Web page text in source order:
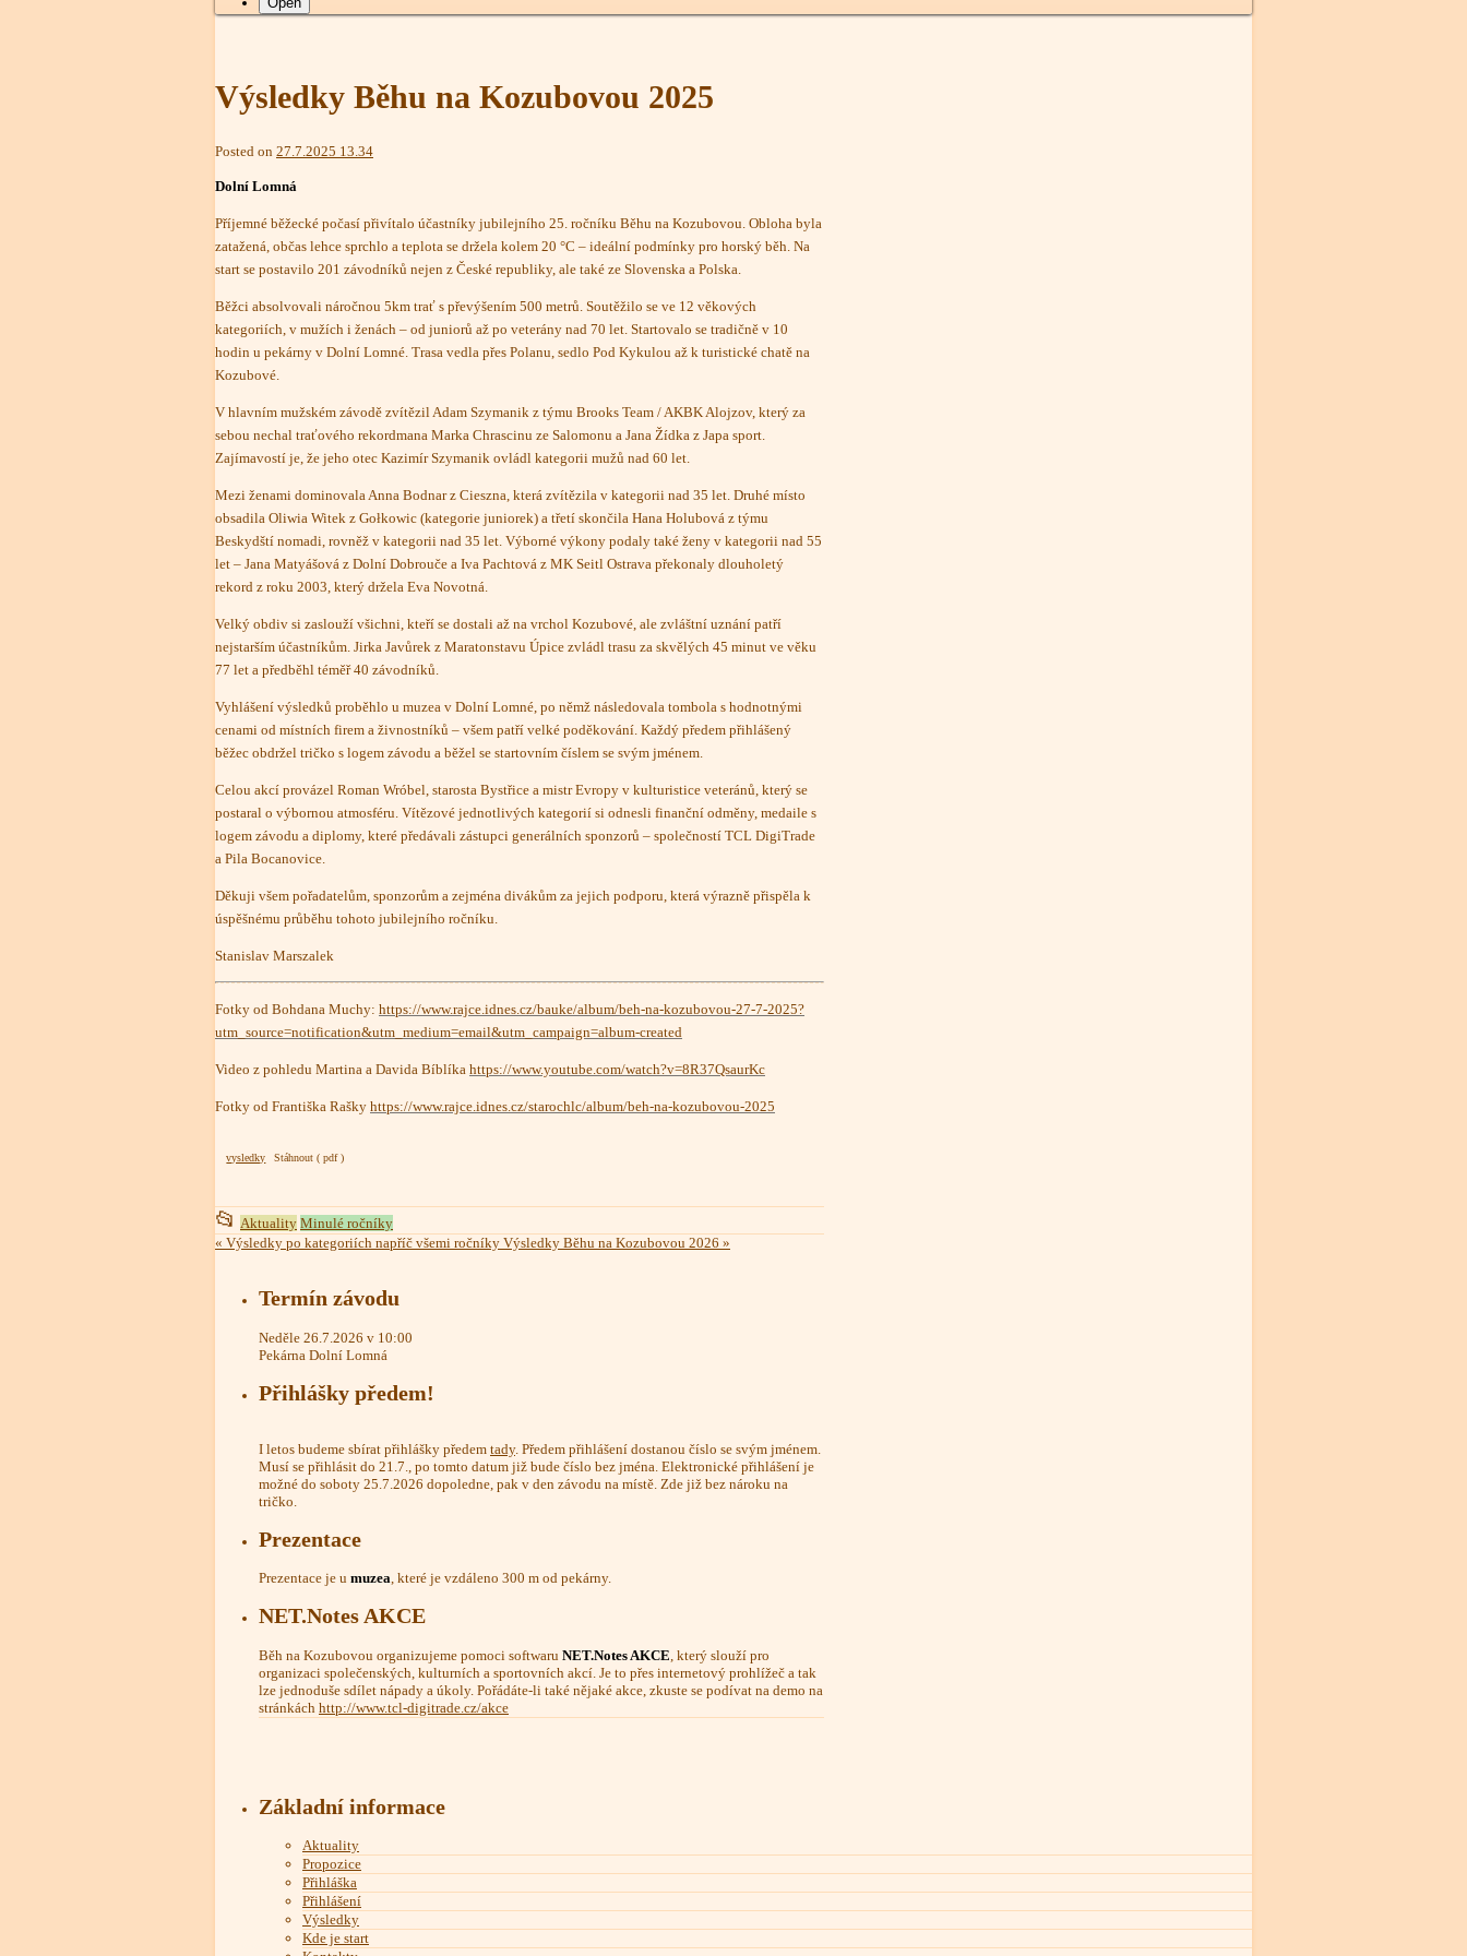
Výsledky Běhu na Kozubovou 2025
Posted on 27.7.2025 13.34
Dolní Lomná
Příjemné běžecké počasí přivítalo účastníky jubilejního 25. ročníku Běhu na Kozubovou. Obloha byla
zatažená, občas lehce sprchlo a teplota se držela kolem 20 °C – ideální podmínky pro horský běh. Na
start se postavilo 201 závodníků nejen z České republiky, ale také ze Slovenska a Polska.
Běžci absolvovali náročnou 5km trať s převýšením 500 metrů. Soutěžilo se ve 12 věkových
kategoriích, v mužích i ženách – od juniorů až po veterány nad 70 let. Startovalo se tradičně v 10
hodin u pekárny v Dolní Lomné. Trasa vedla přes Polanu, sedlo Pod Kykulou až k turistické chatě na
Kozubové.
V hlavním mužském závodě zvítězil Adam Szymanik z týmu Brooks Team / AKBK Alojzov, který za
sebou nechal traťového rekordmana Marka Chrascinu ze Salomonu a Jana Žídka z Japa sport.
Zajímavostí je, že jeho otec Kazimír Szymanik ovládl kategorii mužů nad 60 let.
Mezi ženami dominovala Anna Bodnar z Cieszna, která zvítězila v kategorii nad 35 let. Druhé místo
obsadila Oliwia Witek z Gołkowic (kategorie juniorek) a třetí skončila Hana Holubová z týmu
Beskydští nomadi, rovněž v kategorii nad 35 let. Výborné výkony podaly také ženy v kategorii nad 55
let – Jana Matyášová z Dolní Dobrouče a Iva Pachtová z MK Seitl Ostrava překonaly dlouholetý
rekord z roku 2003, který držela Eva Novotná.
Velký obdiv si zaslouží všichni, kteří se dostali až na vrchol Kozubové, ale zvláštní uznání patří
nejstarším účastníkům. Jirka Javůrek z Maratonstavu Úpice zvládl trasu za skvělých 45 minut ve věku
77 let a předběhl téměř 40 závodníků.
Vyhlášení výsledků proběhlo u muzea v Dolní Lomné, po němž následovala tombola s hodnotnými
cenami od místních firem a živnostníků – všem patří velké poděkování. Každý předem přihlášený
běžec obdržel tričko s logem závodu a běžel se startovním číslem se svým jménem.
Celou akcí provázel Roman Wróbel, starosta Bystřice a mistr Evropy v kulturistice veteránů, který se
postaral o výbornou atmosféru. Vítězové jednotlivých kategorií si odnesli finanční odměny, medaile s
logem závodu a diplomy, které předávali zástupci generálních sponzorů – společností TCL DigiTrade
a Pila Bocanovice.
Děkuji všem pořadatelům, sponzorům a zejména divákům za jejich podporu, která výrazně přispěla k
úspěšnému průběhu tohoto jubilejního ročníku.
Stanislav Marszalek
Fotky od Bohdana Muchy: https://www.rajce.idnes.cz/bauke/album/beh-na-kozubovou-27-7-2025?
utm_source=notification&utm_medium=email&utm_campaign=album-created
Video z pohledu Martina a Davida Bíblíka https://www.youtube.com/watch?v=8R37QsaurKc
Fotky od Františka Rašky https://www.rajce.idnes.cz/starochlc/album/beh-na-kozubovou-2025
vysledky Stáhnout
📂 This
entry
posted
Aktuality Minulé ročníky
« Výsledky po kategoriích napříč všemi ročníky Výsledky Běhu na Kozubovou 2026 »
Termín závodu
Neděle 26.7.2026 v 10:00
Pekárna Dolní Lomná
Přihlášky předem!
I letos budeme sbírat přihlášky předem tady. Předem přihlášení dostanou číslo se svým jménem.
Musí se přihlásit do 21.7., po tomto datum již bude číslo bez jména. Elektronické přihlášení je
možné do soboty 25.7.2026 dopoledne, pak v den závodu na místě. Zde již bez nároku na
tričko.
Prezentace
Prezentace je u muzea, které je vzdáleno 300 m od pekárny.
NET.Notes AKCE
Běh na Kozubovou organizujeme pomoci softwaru NET.Notes AKCE , který slouží pro
organizaci společenských, kulturních a sportovních akcí. Je to přes internetový prohlížeč a tak
lze jednoduše sdílet nápady a úkoly. Pořádáte-li také nějaké akce, zkuste se podívat na demo na
stránkách http://www.tcl-digitrade.cz/akce
Základní informace
Aktuality
Propozice
Přihláška
Přihlášení
Výsledky
Kde je start